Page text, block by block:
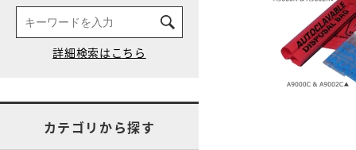
カテゴリから探す